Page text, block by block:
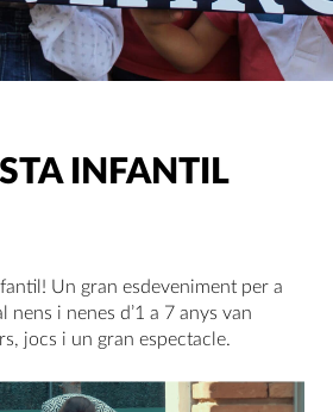
INFANTIL
Un gran esdeveniment per a
nens i nenes d’1 a 7 anys van
jocs i un gran espectacle.